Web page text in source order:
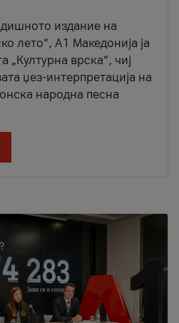
издание на
лето“, А1 Македонија ја
„Културна врска“, чиј
џез-интерпретација на
народна песна